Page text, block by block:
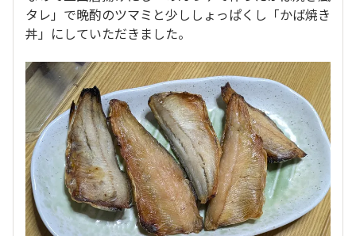
タレ」で晩酌のツマミと少ししょっぱくし「かば焼き
丼」にしていただきました。